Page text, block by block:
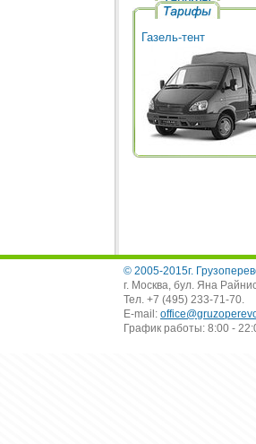
Газель-тент
© 2005-2015г.
г. Москва, бул. Яна
Тел. +7 (495) 233-71-70.
E-mail:
График работы: 8:00 -